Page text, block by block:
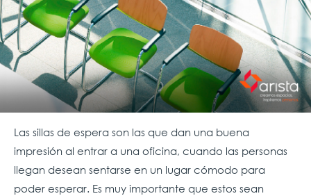
Las sillas de espera son las que dan una buena
impresión al entrar a una oficina, cuando las personas
llegan desean sentarse en un lugar cómodo para
poder esperar. Es muy importante que estos sean